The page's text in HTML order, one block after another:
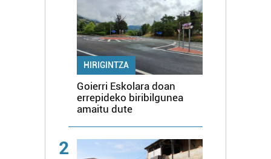
HIRIGINTZA
Goierri Eskolara doan
errepideko biribilgunea
amaitu dute
2